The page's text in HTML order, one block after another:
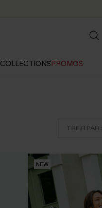
COLLECTIONSPROMOS
TRIER PAR :
NEW